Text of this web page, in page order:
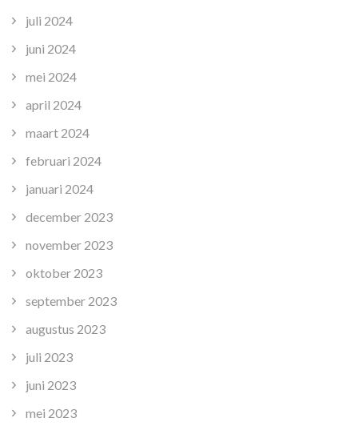
juli 2024
juni 2024
mei 2024
april 2024
maart 2024
februari 2024
januari 2024
december 2023
november 2023
oktober 2023
september 2023
augustus 2023
juli 2023
juni 2023
mei 2023